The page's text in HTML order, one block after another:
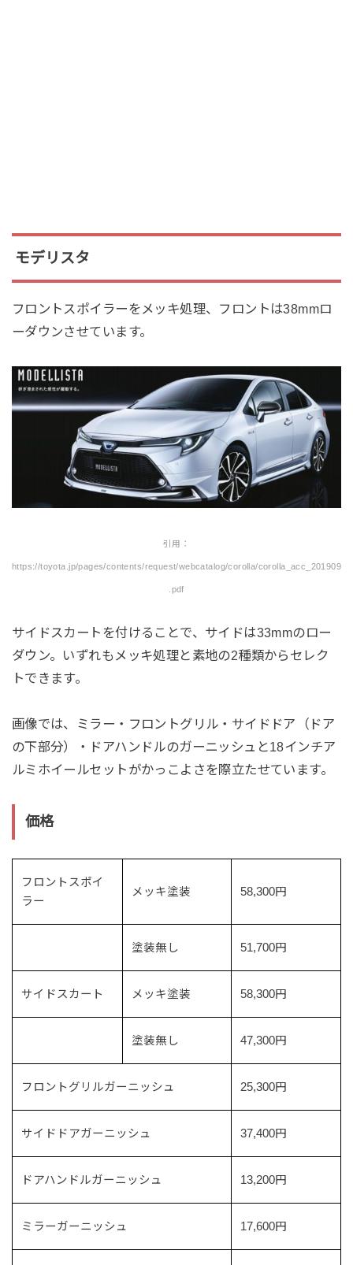
モデリスタ
フロントスポイラーをメッキ処理、フロントは38mmロ
ーダウンさせています。
引用：
https://toyota.jp/pages/contents/request/webcatalog/corolla/corolla_acc_201909
.pdf
サイドスカートを付けることで、サイドは33mmのロー
ダウン。いずれもメッキ処理と素地の2種類からセレク
トできます。
画像では、ミラー・フロントグリル・サイドドア（ドア
の下部分）・ドアハンドルのガーニッシュと18インチア
ルミホイールセットがかっこよさを際立たせています。
価格
フロントスポイ
ラー
メッキ塗装 58,300円
塗装無し 51,700円
サイドスカート メッキ塗装 58,300円
塗装無し 47,300円
フロントグリルガーニッシュ 25,300円
サイドドアガーニッシュ 37,400円
ドアハンドルガーニッシュ 13,200円
ミラーガーニッシュ 17,600円